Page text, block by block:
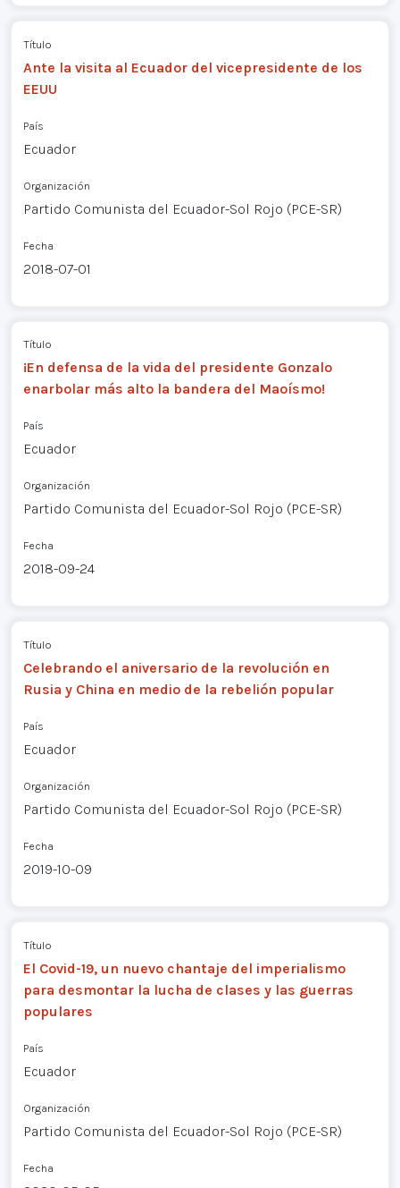
Título
Ante la visita al Ecuador del vicepresidente de los
EEUU
País
Ecuador
Organización
Partido Comunista del Ecuador-Sol Rojo (PCE-SR)
Fecha
2018-07-01
Título
¡En defensa de la vida del presidente Gonzalo
enarbolar más alto la bandera del Maoísmo!
País
Ecuador
Organización
Partido Comunista del Ecuador-Sol Rojo (PCE-SR)
Fecha
2018-09-24
Título
Celebrando el aniversario de la revolución en
Rusia y China en medio de la rebelión popular
País
Ecuador
Organización
Partido Comunista del Ecuador-Sol Rojo (PCE-SR)
Fecha
2019-10-09
Título
El Covid-19, un nuevo chantaje del imperialismo
para desmontar la lucha de clases y las guerras
populares
País
Ecuador
Organización
Partido Comunista del Ecuador-Sol Rojo (PCE-SR)
Fecha